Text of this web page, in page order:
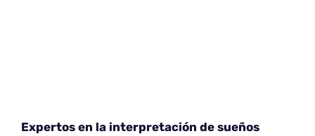
Expertos en la interpretación de sueños